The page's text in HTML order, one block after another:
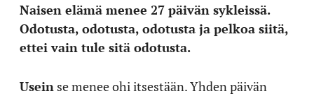
Naisen elämä menee 27 päivän sykleissä.
Odotusta, odotusta, odotusta ja pelkoa siitä,
ettei vain tule sitä odotusta.
Usein se menee ohi itsestään. Yhden päivän